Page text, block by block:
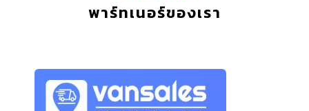
พาร์ทเนอร์ของเรา